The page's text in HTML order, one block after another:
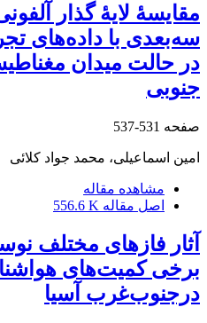
مقایسۀ لایۀ گذار
سه‌بعدی با داده‌های
در حالت میدان
جنوبی
صفحه 531-537
امین اسماعیلی، محمد جواد کلائی
مشاهده مقاله
اصل مقاله 556.6 K
آثار فازهای مختلف
برخی کمیت‌های
درجنوب‌غرب آسیا